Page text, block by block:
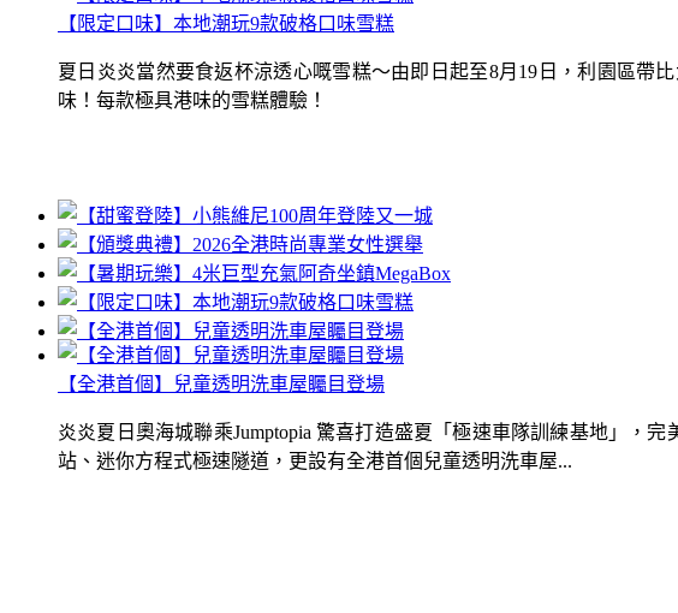
【限定口味】本地潮玩9款破格口味雪糕
夏日炎炎當然要食返杯涼透心嘅雪糕～由即日起至8月19日，利園區帶
味！每款極具港味的雪糕體驗！
【全港首個】兒童透明洗車屋矚目登場
炎炎夏日奧海城聯乘Jumptopia 驚喜打造盛夏「極速車隊訓練基地」，
站、迷你方程式極速隧道，更設有全港首個兒童透明洗車屋...